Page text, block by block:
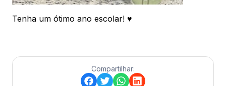
Tenha um ótimo ano escolar! ♥
Compartilhar: